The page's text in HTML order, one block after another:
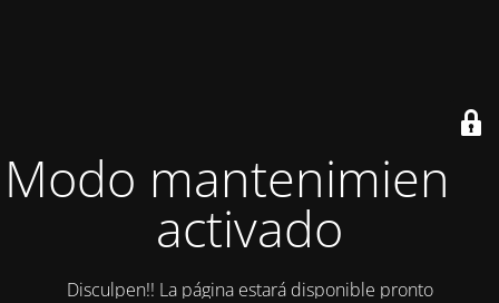
Modo mantenimiento
activado
Disculpen!! La página estará disponible pronto